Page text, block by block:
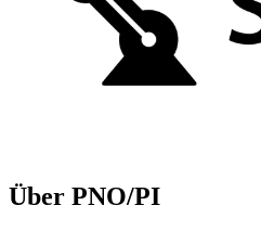
Über PNO/PI